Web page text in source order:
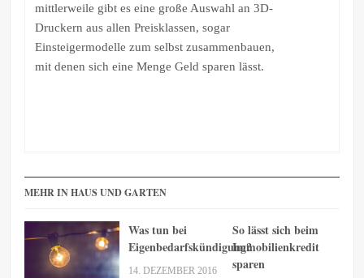
mittlerweile gibt es eine große Auswahl an 3D-
Druckern aus allen Preisklassen, sogar
Einsteigermodelle zum selbst zusammenbauen,
mit denen sich eine Menge Geld sparen lässt.
MEHR IN HAUS UND GARTEN
Was tun bei
Eigenbedarfskündigung?
14. DEZEMBER 2016
So lässt sich beim
Immobilienkredit
sparen